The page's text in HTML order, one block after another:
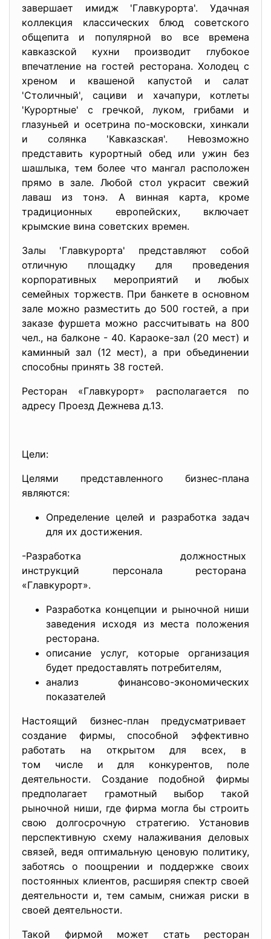
завершает имидж 'Главкурорта'. Удачная
коллекция классических блюд советского
общепита и популярной во все времена
кавказской кухни производит глубокое
впечатление на гостей ресторана. Холодец с
хреном и квашеной капустой и салат
'Столичный', сациви и хачапури, котлеты
'Курортные' с гречкой, луком, грибами и
глазуньей и осетрина по-московски, хинкали
и солянка 'Кавказская'. Невозможно
представить курортный обед или ужин без
шашлыка, тем более что мангал расположен
прямо в зале. Любой стол украсит свежий
лаваш из тонэ. А винная карта, кроме
традиционных европейских, включает
крымские вина советских времен.
Залы 'Главкурорта' представляют собой
отличную площадку для проведения
корпоративных мероприятий и любых
семейных торжеств. При банкете в основном
зале можно разместить до 500 гостей, а при
заказе фуршета можно рассчитывать на 800
чел., на балконе - 40. Караоке-зал (20 мест) и
каминный зал (12 мест), а при объединении
способны принять 38 гостей.
Ресторан «Главкурорт» располагается по
адресу Проезд Дежнева д.13.
Цели:
Целями представленного бизнес-плана
являются:
Определение целей и разработка задач
для их достижения.
-Разработка должностных
инструкций персонала ресторана
«Главкурорт».
Разработка концепции и рыночной ниши
заведения исходя из места положения
ресторана.
описание услуг, которые организация
будет предоставлять потребителям,
анализ финансово-экономических
показателей
Настоящий бизнес-план предусматривает
создание фирмы, способной эффективно
работать на открытом для всех, в
том числе и для конкурентов, поле
деятельности. Создание подобной фирмы
предполагает грамотный выбор такой
рыночной ниши, где фирма могла бы строить
свою долгосрочную стратегию. Установив
перспективную схему налаживания деловых
связей, ведя оптимальную ценовую политику,
заботясь о поощрении и поддержке своих
постоянных клиентов, расширяя спектр своей
деятельности и, тем самым, снижая риски в
своей деятельности.
Такой фирмой может стать ресторан